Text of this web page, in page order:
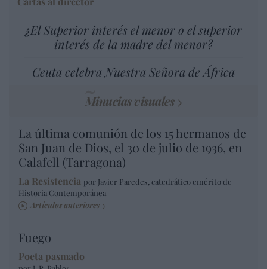
¿El Superior interés el menor o el superior
interés de la madre del menor?
Ceuta celebra Nuestra Señora de África
Minucias visuales
La última comunión de los 15 hermanos de
San Juan de Dios, el 30 de julio de 1936, en
Calafell (Tarragona)
La Resistencia por Javier Paredes, catedrático emérito de
Historia Contemporánea
Artículos anteriores
Fuego
Poeta pasmado